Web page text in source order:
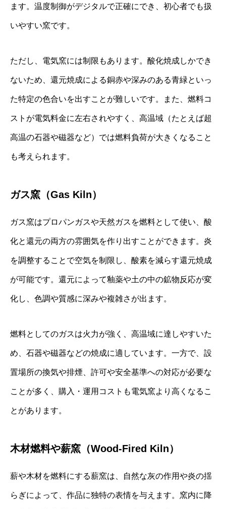
ます。温度制御がデジタルで正確にでき、初心者でも扱
いやすい窯です。
ただし、電気窯には制限もあります。酸化焼成しかでき
ないため、還元焼成による銅赤や深みのある青緑といっ
た特定の色合いを出すことが難しいです。また、燃料コ
ストが電気料金に左右されやすく、高温域（たとえば超
高温の石器や磁器など）では燃料負荷が大きくなること
も考えられます。
ガス窯（Gas Kiln）
ガス窯はプロパンガスや天然ガスを燃料として使い、酸
化と還元の両方の雰囲気を作り出すことができます。炎
を調整することで空気を制限し、酸素を減らす還元焼成
が可能です。還元によって釉薬や土の中の鉱物反応が変
化し、色調や質感に深みや複雑さが出ます。
燃料としてのガスは火力が強く、高温域に達しやすいた
め、石器や磁器などの焼成に適しています。一方で、設
置場所の換気や排煙、許可や安全基準への対応が必要な
ことが多く、購入・運用コストも電気窯より高くなるこ
とがあります。
木材燃料や薪窯（Wood-Fired Kiln）
薪や木材を燃料にする薪窯は、自然な灰の作用や炎の揺
らぎによって、作品に独特の表情を与えます。窯内に降